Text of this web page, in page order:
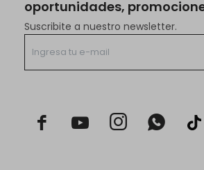
oportunidades,
Suscribite a nuestro newsletter.
  